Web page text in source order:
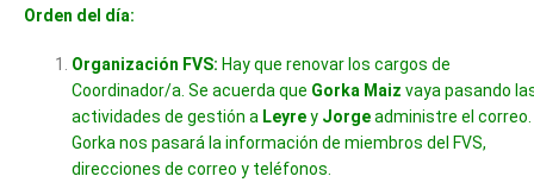
Orden del día:
Organización FVS: Hay que renovar los cargos de
Coordinador/a. Se acuerda que Gorka Maiz vaya pasando
actividades de gestión a Leyrey Jorgeadministre el correo.
Gorka nos pasará la información de miembros del FVS,
direcciones de correo y teléfonos.